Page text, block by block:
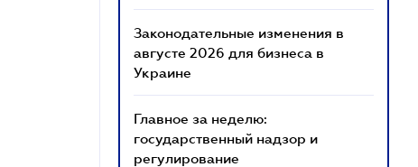
Законодательные изменения в
августе 2026 для бизнеса в
Украине
Главное за неделю:
государственный надзор и
регулирование